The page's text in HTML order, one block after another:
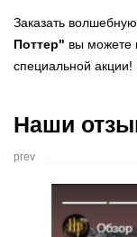
Заказать волшебную
Поттер" вы можете
специальной акции!
Наши
prev